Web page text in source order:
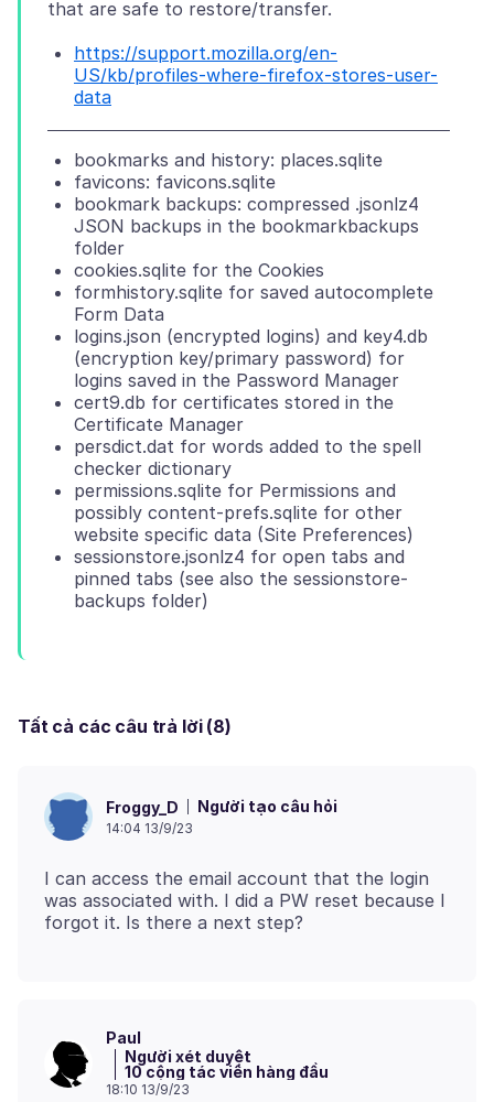
https://support.mozilla.org/en-
US/kb/profiles-where-firefox-stores-user-
data
bookmarks and history: places.sqlite
favicons: favicons.sqlite
bookmark backups: compressed .jsonlz4
JSON backups in the bookmarkbackups
folder
cookies.sqlite for the Cookies
formhistory.sqlite for saved autocomplete
Form Data
logins.json (encrypted logins) and key4.db
(encryption key/primary password) for
logins saved in the Password Manager
cert9.db for certificates stored in the
Certificate Manager
persdict.dat for words added to the spell
checker dictionary
permissions.sqlite for Permissions and
possibly content-prefs.sqlite for other
website specific data (Site Preferences)
sessionstore.jsonlz4 for open tabs and
pinned tabs (see also the sessionstore-
backups folder)
Tất cả các câu trả lời (8)
Froggy_D Người tạo câu hỏi
14:04 13/9/23
I can access the email account that the login
was associated with. I did a PW reset because I
Paul
Người xét duyệt
10 cộng tác viên hàng đầu
18:10 13/9/23